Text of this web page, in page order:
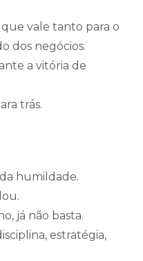
vale tanto para o
dos negócios.
a vitória de
trás.
humildade.
já não basta.
estratégia,